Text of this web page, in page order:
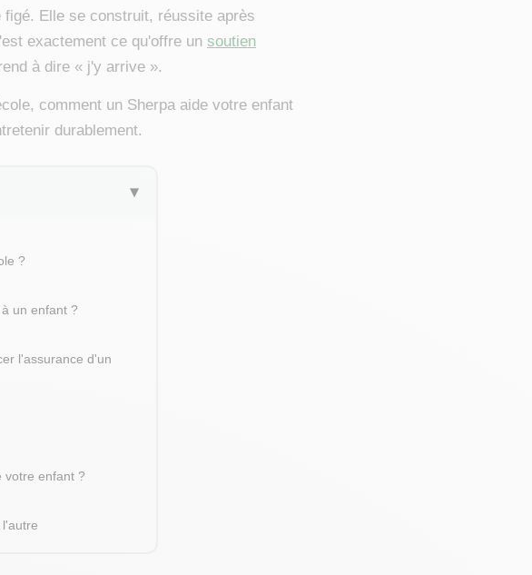
Elle se construit, réussite après
exactement ce qu'offre un soutien
à dire « j'y arrive ».
comment un Sherpa aide votre enfant
durablement.
?
un enfant ?
l'assurance d'un
votre enfant ?